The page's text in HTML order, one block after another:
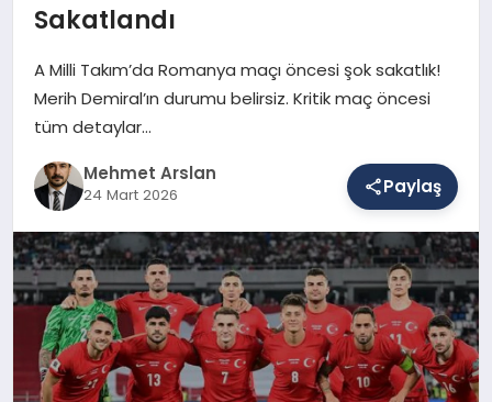
SAĞLIK
EĞITIM
DÜNYA
YAŞAM
Sakatlandı
A Milli Takım’da Romanya maçı öncesi şok sakatlık!
Merih Demiral’ın durumu belirsiz. Kritik maç öncesi
tüm detaylar…
Mehmet Arslan
24 Mart 2026 Paylaş